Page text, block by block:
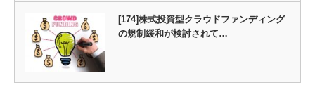
[174]株式投資型クラウドファンディング
の規制緩和が検討されて…